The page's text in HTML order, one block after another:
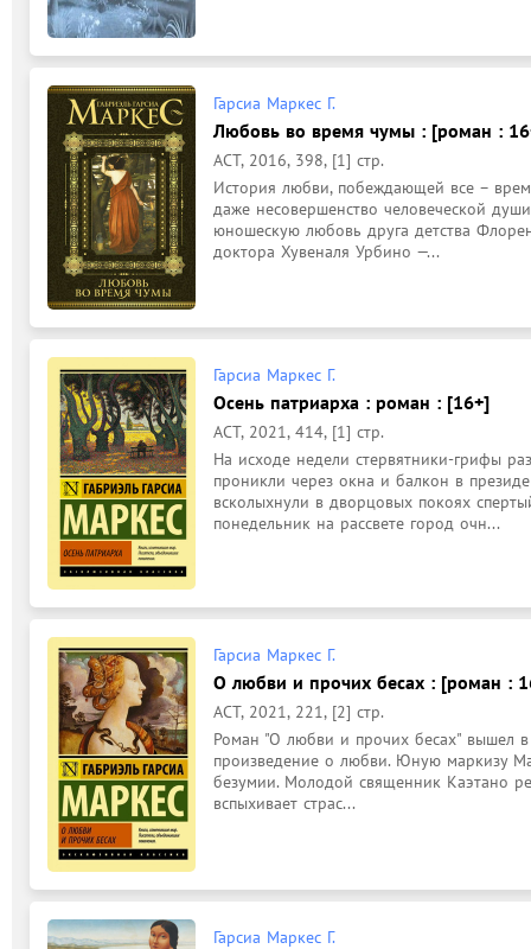
Гарсиа Маркес Г.
Любовь во время чумы : [роман :
АСТ, 2016, 398, [1] стр.
История любви, побеждающей все –
даже несовершенство человеческой
юношескую любовь друга детства
доктора Хувеналя Урбино —...
Гарсиа Маркес Г.
Осень патриарха : роман : [16+]
АСТ, 2021, 414, [1] стр.
На исходе недели стервятники‑грифы
проникли через окна и балкон в
всколыхнули в дворцовых покоях
понедельник на рассвете город очн...
Гарсиа Маркес Г.
О любви и прочих бесах : [роман :
АСТ, 2021, 221, [2] стр.
Роман "О любви и прочих бесах" вышел в
произведение о любви. Юную маркизу
безумии. Молодой священник Каэтано
вспыхивает страс...
Гарсиа Маркес Г.